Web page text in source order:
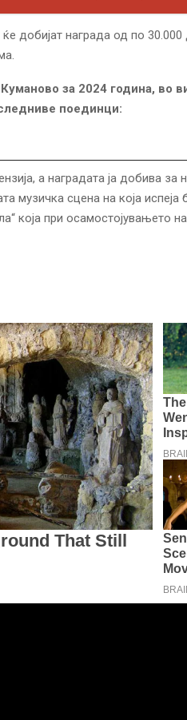
добијат награда од по 30.000
за 2024 година, во
поединци:
а наградата ја добива за
музичка сцена на која испеја
која при осамостојувањето